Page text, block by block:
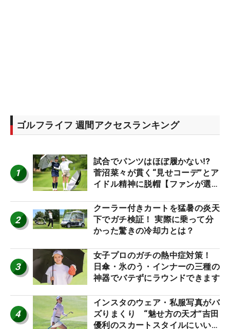
ゴルフライフ 週間アクセスランキング
1
試合でパンツはほぼ履かない⁉
菅沼菜々が貫く“見せコーデ”とア
イドル精神に脱帽【ファンが選ぶ
2
クーラー付きカートを猛暑の炎天
下でガチ検証！ 実際に乗って分
かった驚きの冷却力とは？
3
女子プロのガチの熱中症対策！
日傘・氷のう・インナーの三種の
神器でバテずにラウンドできます
4
インスタのウェア・私服写真がバ
ズりまくり “魅せ方の天才”吉田
優利のスカートスタイルにいい